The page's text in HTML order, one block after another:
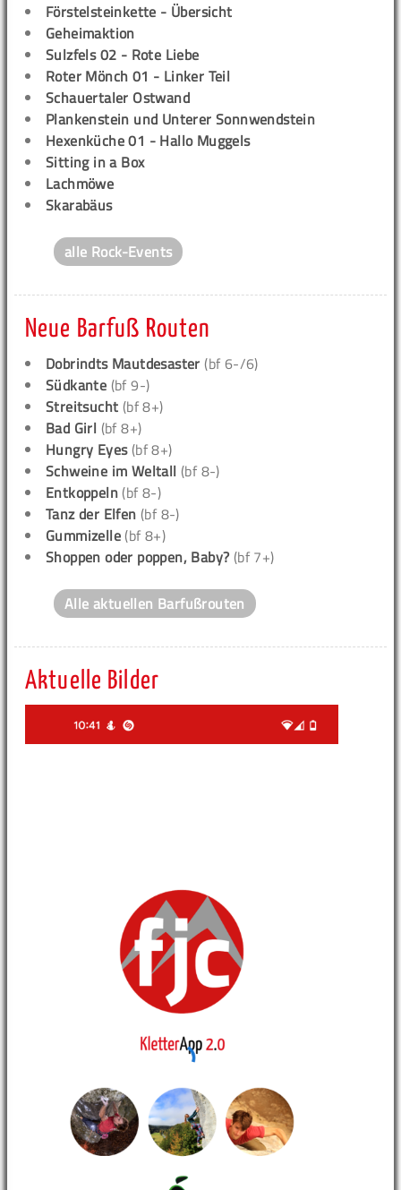
Förstelsteinkette - Übersicht
Geheimaktion
Sulzfels 02 - Rote Liebe
Roter Mönch 01 - Linker Teil
Schauertaler Ostwand
Plankenstein und Unterer Sonnwendstein
Hexenküche 01 - Hallo Muggels
Sitting in a Box
Lachmöwe
Skarabäus
alle Rock-Events
Neue Barfuß Routen
Dobrindts Mautdesaster (bf 6-/6)
Südkante (bf 9-)
Streitsucht (bf 8+)
Bad Girl (bf 8+)
Hungry Eyes(bf 8+)
Schweine im Weltall (bf 8-)
Entkoppeln (bf 8-)
Tanz der Elfen (bf 8-)
Gummizelle (bf 8+)
Shoppen oder poppen, Baby? (bf 7+)
Alle aktuellen Barfußrouten
Aktuelle Bilder